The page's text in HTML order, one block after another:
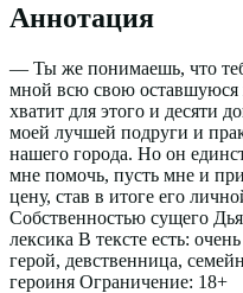
Аннотация
— Ты же понимаешь, что
мной всю свою оставшуюся
хватит для этого и десяти
моей лучшей подруги и
нашего города. Но он
мне помочь, пусть мне и
цену, став в итоге его
Собственностью сущего
лексика В тексте есть:
герой, девственница,
героиня Ограничение: 18+